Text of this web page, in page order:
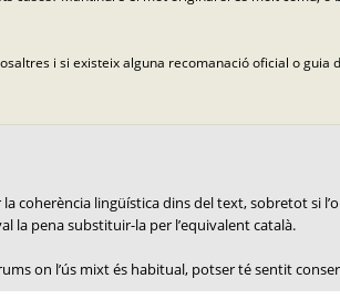
i si existeix alguna recomanació oficial o guia
coherència lingüística dins del text, sobretot si
la pena substituir-la per l’equivalent català.
on l’ús mixt és habitual, potser té sentit